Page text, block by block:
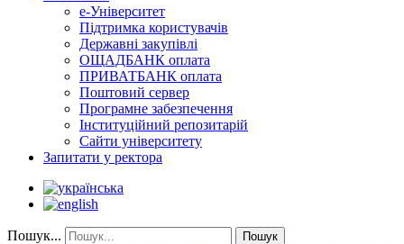
е-Університет
Підтримка користувачів
Державні закупівлі
ОЩАДБАНК оплата
ПРИВАТБАНК оплата
Поштовий сервер
Програмне забезпечення
Інституційний репозитарій
Сайти університету
Запитати у ректора
Пошук... Пошук